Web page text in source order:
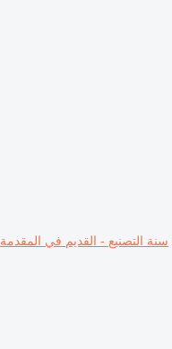
سنة التصنيع - القديم في المقدمة